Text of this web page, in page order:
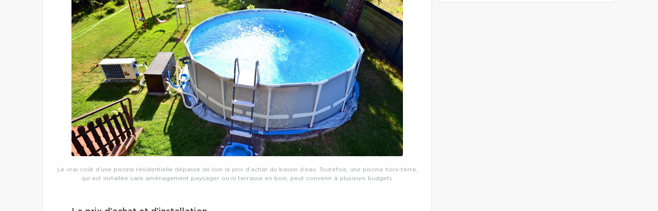
Le vrai coût d’une piscine résidentielle dépasse de loin le prix d’achat du bassin d’eau. Toutefois, une piscine hors-terre,
qui est installée sans aménagement paysager ou ni terrasse en bois, peut convenir à plusieurs budgets.